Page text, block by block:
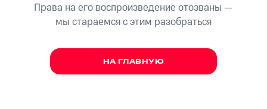
Права на его воспроизведение отозваны —
мы стараемся с этим разобраться
НА ГЛАВНУЮ